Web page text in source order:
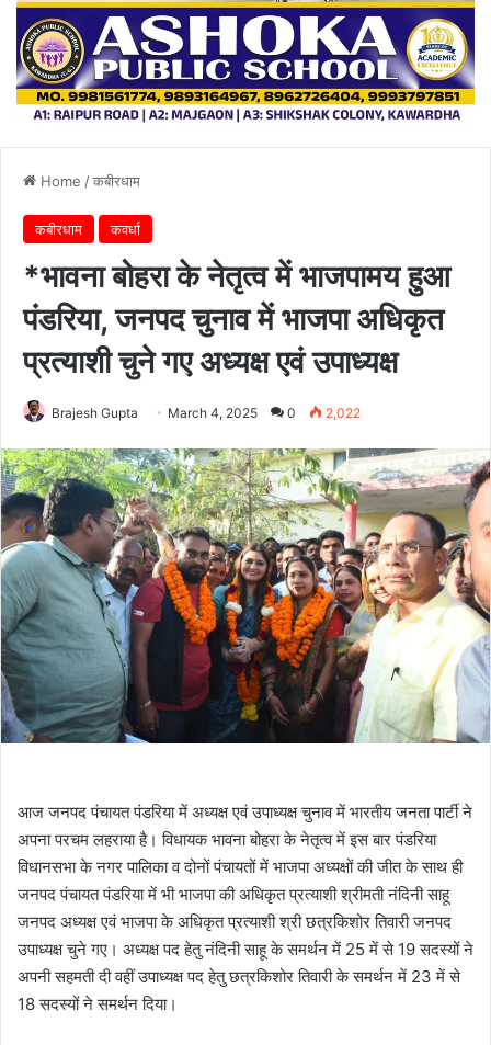
Home /कबीरधाम
कबीरधाम कवर्धा
*भावना बोहरा के नेतृत्व में भाजपामय हुआ
पंडरिया, जनपद चुनाव में भाजपा अधिकृत
प्रत्याशी चुने गए अध्यक्ष एवं उपाध्यक्ष
Brajesh Gupta March 4, 2025 0 2,022
आज जनपद पंचायत पंडरिया में अध्यक्ष एवं उपाध्यक्ष चुनाव में भारतीय जनता पार्टी ने
अपना परचम लहराया है। विधायक भावना बोहरा के नेतृत्व में इस बार पंडरिया
विधानसभा के नगर पालिका व दोनों पंचायतों में भाजपा अध्यक्षों की जीत के साथ ही
जनपद पंचायत पंडरिया में भी भाजपा की अधिकृत प्रत्याशी श्रीमती नंदिनी साहू
जनपद अध्यक्ष एवं भाजपा के अधिकृत प्रत्याशी श्री छत्रकिशोर तिवारी जनपद
उपाध्यक्ष चुने गए। अध्यक्ष पद हेतु नंदिनी साहू के समर्थन में 25 में से 19 सदस्यों ने
अपनी सहमती दी वहीं उपाध्यक्ष पद हेतु छत्रकिशोर तिवारी के समर्थन में 23 में से
18 सदस्यों ने समर्थन दिया।